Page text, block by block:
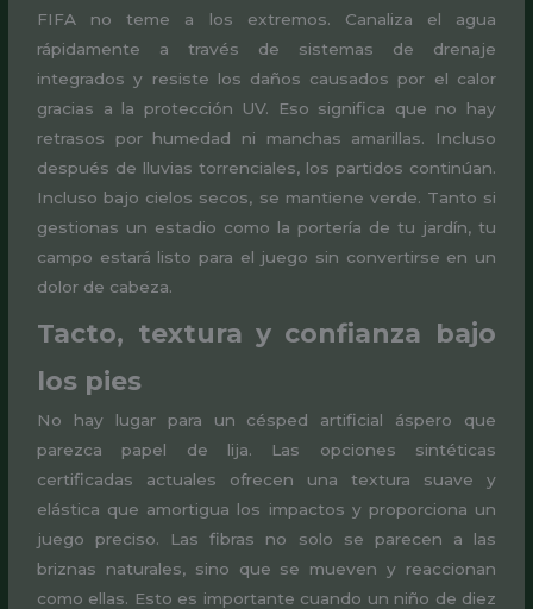
FIFA no teme a los extremos. Canaliza el agua
rápidamente a través de sistemas de drenaje
integrados y resiste los daños causados por el calor
gracias a la protección UV. Eso significa que no hay
retrasos por humedad ni manchas amarillas. Incluso
después de lluvias torrenciales, los partidos continúan.
Incluso bajo cielos secos, se mantiene verde. Tanto si
gestionas un estadio como la portería de tu jardín, tu
campo estará listo para el juego sin convertirse en un
dolor de cabeza.
Tacto, textura y confianza bajo
los pies
No hay lugar para un césped artificial áspero que
parezca papel de lija. Las opciones sintéticas
certificadas actuales ofrecen una textura suave y
elástica que amortigua los impactos y proporciona un
juego preciso. Las fibras no solo se parecen a las
briznas naturales, sino que se mueven y reaccionan
como ellas. Esto es importante cuando un niño de diez